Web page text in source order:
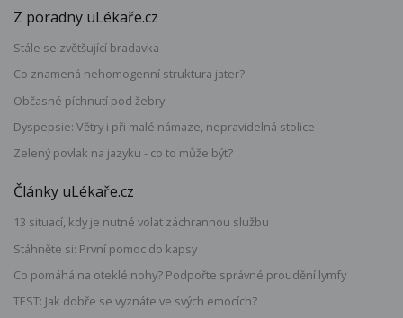
Z poradny uLékaře.cz
Stále se zvětšující bradavka
Co znamená nehomogenní struktura jater?
Občasné píchnutí pod žebry
Dyspepsie: Větry i při malé námaze, nepravidelná stolice
Zelený povlak na jazyku - co to může být?
Články uLékaře.cz
13 situací, kdy je nutné volat záchrannou službu
Stáhněte si: První pomoc do kapsy
Co pomáhá na oteklé nohy? Podpořte správné proudění lymfy
TEST: Jak dobře se vyznáte ve svých emocích?